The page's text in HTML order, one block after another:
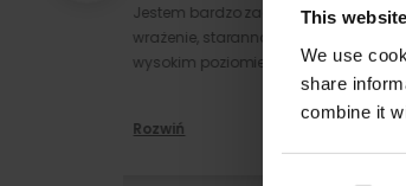
This
We use
share
combine it
świetna jakość, wyszła
salonie. polecam :)